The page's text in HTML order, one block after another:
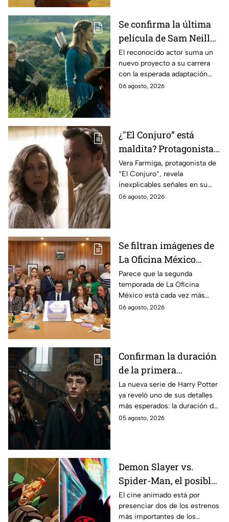
Se confirma la última
película de Sam Neill
antes de morir: esto es
lo que se sabe hasta
ahora
El reconocido actor suma un
nuevo proyecto a su carrera
con la esperada adaptación
cinematográfica del popular
06 agosto, 2026
¿"El Conjuro” está
maldita? Protagonista
revela INQUIETANTES
señales en su cuerpo
durante la grabación de
la película
Vera Farmiga, protagonista de
“El Conjuro”, revela
inexplicables señales en su
cuerpo durante el rodaje de la
06 agosto, 2026
Se filtran imágenes de
La Oficina México
temporada 2 y un
detalle desata teorías
entre los fans
Parece que la segunda
temporada de La Oficina
México está cada vez más
cerca, pues el elenco ya se
06 agosto, 2026
Confirman la duración
de la primera
temporada de Harry
Potter y emocionará a
los fans de los libros
La nueva serie de Harry Potter
ya reveló uno de sus detalles
más esperados: la duración de
la primera temporada basada
05 agosto, 2026
Demon Slayer vs.
Spider-Man, el posible
gran enfrentamiento
en taquilla del 2027
El cine animado está por
presenciar dos de los estrenos
más importantes de los